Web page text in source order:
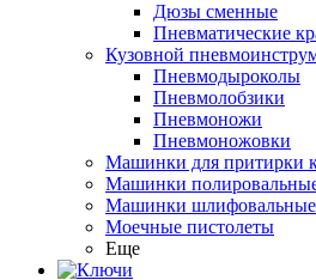
Дюзы сменные
Пневматические
Кузовной
Пневмодыроколы
Пневмолобзики
Пневмоножи
Пневмоножовки
Машинки для притирки
Машинки
Машинки шлифовальные
Моечные пистолеты
Еще